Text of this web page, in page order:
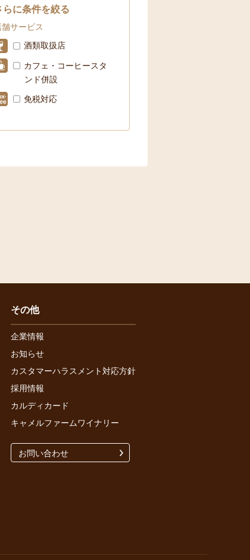
らに条件を絞る
舗サービス
酒類取扱店
カフェ・コーヒースタ
ンド併設
免税対応
その他
企業情報
お知らせ
カスタマーハラスメント対応方針
採用情報
カルディカード
キャメルファームワイナリー
お問い合わせ